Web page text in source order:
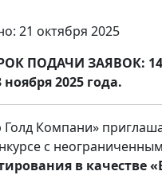
21 октября 2025
ПОДАЧИ ЗАЯВОК:
2025 года.
Компани»
с
в качестве